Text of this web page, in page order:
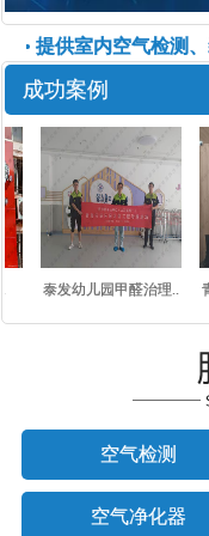
• 提供室内空气检测、
成功案例
泰发幼儿园甲醛治理..
空气检测
空气净化器